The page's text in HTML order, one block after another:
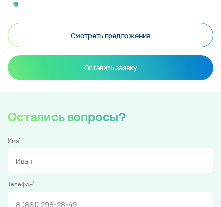
Смотреть предложения
Оставить заявку
Остались вопросы?
Имя*
Телефон*